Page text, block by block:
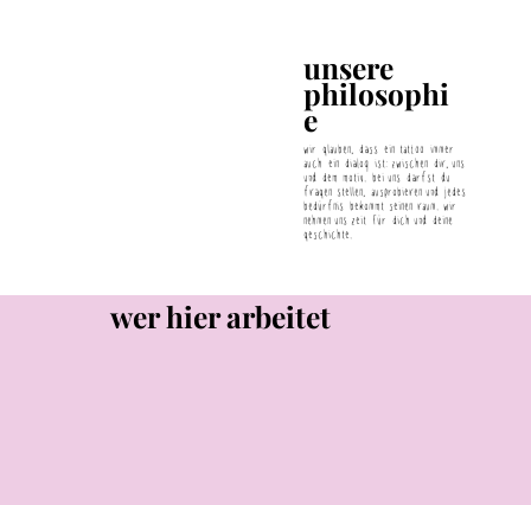
wir glauben, dass ein tattoo immer
auch ein dialog ist: zwischen dir, uns
und dem motiv. bei uns darfst du
fragen stellen, ausprobieren und jedes
bedürfnis bekommt seinen raum. wir
nehmen uns zeit für dich und deine
geschichte.
unsere
philosophi
e
wer hier arbeitet